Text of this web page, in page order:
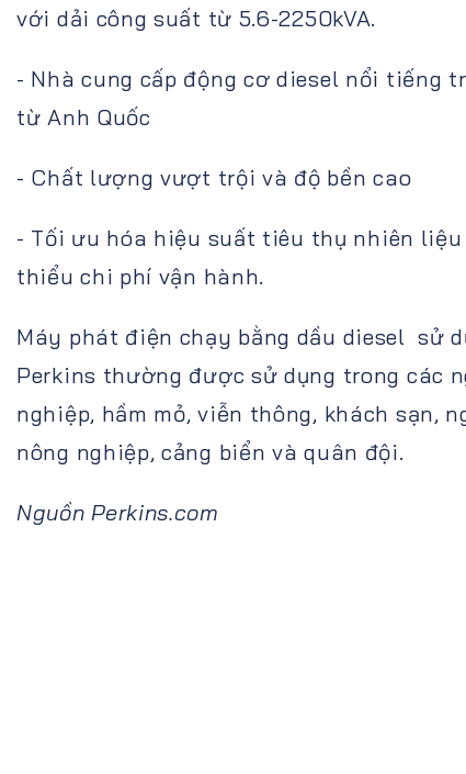
với dải công suất từ 5.6-2250kVA.
- Nhà cung cấp động cơ diesel nổi tiếng
từ Anh Quốc
- Chất lượng vượt trội và độ bền cao
- Tối ưu hóa hiệu suất tiêu thụ nhiên liệu
thiểu chi phí vận hành.
Máy phát điện chạy bằng dầu diesel sử
Perkins thường được sử dụng trong các
nghiệp, hầm mỏ, viễn thông, khách sạn,
nông nghiệp, cảng biển và quân đội.
Nguồn Perkins.com